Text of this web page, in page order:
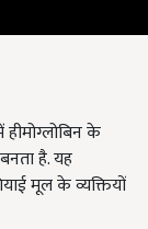
हीमोग्लोबिन के
है. यह
मूल के व्यक्तियों